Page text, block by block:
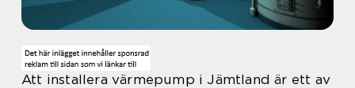
Att installera värmepump i Jämtland är ett av